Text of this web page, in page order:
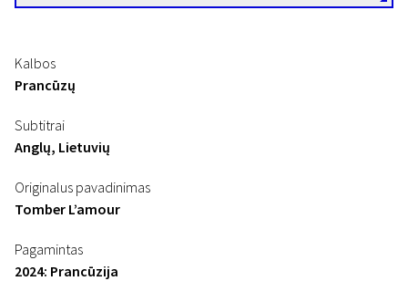
Kalbos
Prancūzų
Subtitrai
Anglų, Lietuvių
Originalus pavadinimas
Tomber L’amour
Pagamintas
2024: Prancūzija